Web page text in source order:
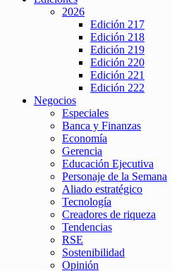
2026
Edición 217
Edición 218
Edición 219
Edición 220
Edición 221
Edición 222
Negocios
Especiales
Banca y Finanzas
Economía
Gerencia
Educación Ejecutiva
Personaje de la Semana
Aliado estratégico
Tecnología
Creadores de riqueza
Tendencias
RSE
Sostenibilidad
Opinión